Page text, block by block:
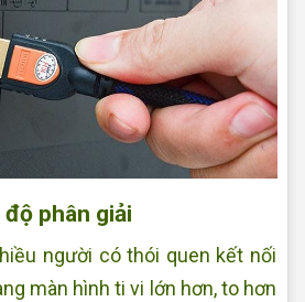
phân giải
người có thói quen kết nối
màn hình ti vi lớn hơn, to hơn